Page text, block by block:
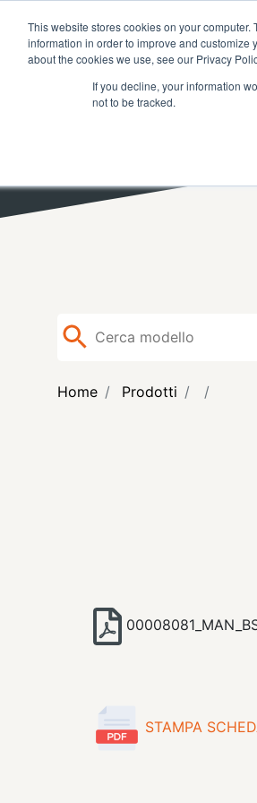
This website stores cookies on your
information in order to improve and customize
about the cookies we use, see our Privacy
If you decline, your information
not to be tracked.
Home Prodotti
STAMPA